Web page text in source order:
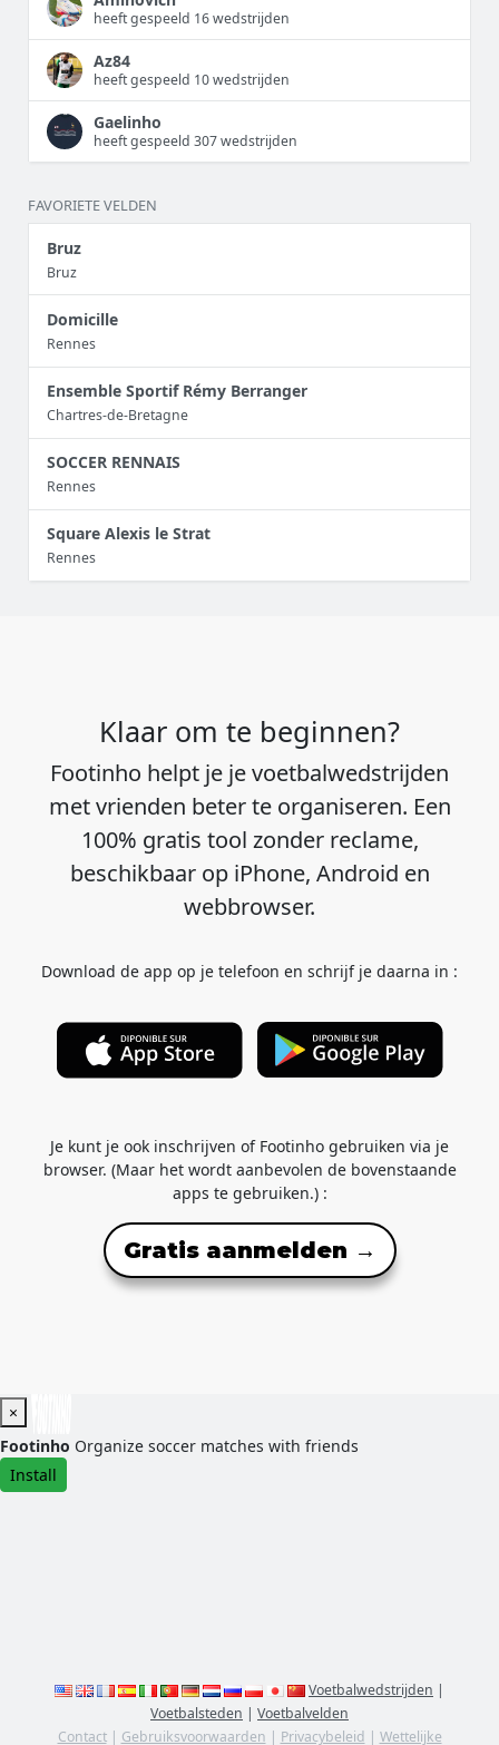
heeft gespeeld 16 wedstrijden
Az84
heeft gespeeld 10 wedstrijden
Gaelinho
heeft gespeeld 307 wedstrijden
FAVORIETE VELDEN
Bruz
Bruz
Domicille
Rennes
Ensemble Sportif Rémy Berranger
Chartres-de-Bretagne
SOCCER RENNAIS
Rennes
Square Alexis le Strat
Rennes
Klaar om te beginnen?
Footinho helpt je je voetbalwedstrijden
met vrienden beter te organiseren. Een
100% gratis tool zonder reclame,
beschikbaar op iPhone, Android en
webbrowser.
Download de app op je telefoon en schrijf je daarna in :
Je kunt je ook inschrijven of Footinho gebruiken via je
browser. (Maar het wordt aanbevolen de bovenstaande
apps te gebruiken.) :
Gratis aanmelden →
×
Footinho Organize soccer matches with friends
Install
Voetbalwedstrijden |
Voetbalsteden | Voetbalvelden
Contact| Gebruiksvoorwaarden | Privacybeleid | Wettelijke